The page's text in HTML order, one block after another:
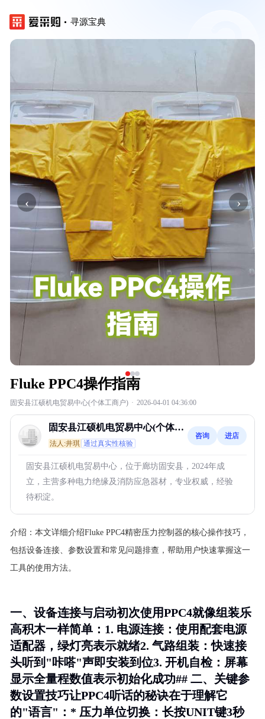
寻源宝典
‹ ›
Fluke PPC4操作指南
固安县江硕机电贸易中心(个体工商户) · 2026-04-01 04:36:00
固安县江硕机电贸易中心(个体工
商户)
法人:井琪 通过真实性核验
咨询 进店
固安县江硕机电贸易中心，位于廊坊固安县，2024年成
立，主营多种电力绝缘及消防应急器材，专业权威，经验
待积淀。
介绍： 本文详细介绍Fluke PPC4精密压力控制器的核心操作技巧，
包括设备连接、参数设置和常见问题排查，帮助用户快速掌握这一
工具的使用方法。
一、设备连接与启动初次使用PPC4就像组装乐
高积木一样简单：1. 电源连接：使用配套电源
适配器，绿灯亮表示就绪2. 气路组装 ：快速接
头听到"咔嗒"声即安装到位3. 开机自检：屏幕
显示全量程数值表示初始化成功## 二、关键参
数设置技巧让PPC4听话的秘诀在于理解它
的"语言"：* 压力单位切换 ：长按UNIT键3秒